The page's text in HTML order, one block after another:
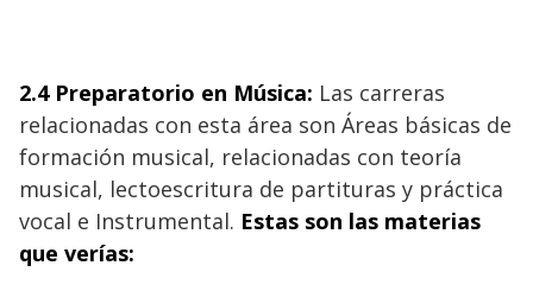
2.4 Preparatorio en Música: Las carreras
relacionadas con esta área son Áreas básicas de
formación musical, relacionadas con teoría
musical, lectoescritura de partituras y práctica
vocal e Instrumental. Estas son las materias
que verías: